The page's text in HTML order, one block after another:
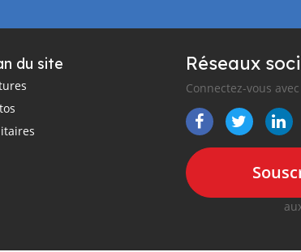
du site Réseaux
Connectez-vous